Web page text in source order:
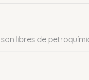
libres de